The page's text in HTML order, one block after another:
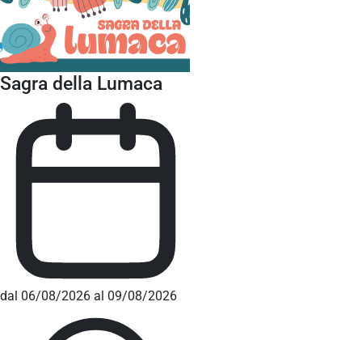
Sagra della Lumaca
dal 06/08/2026 al 09/08/2026